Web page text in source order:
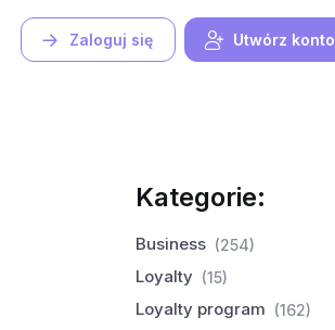
Zaloguj się Utwórz konto
Kategorie:
Business (254)
Loyalty (15)
Loyalty program (162)